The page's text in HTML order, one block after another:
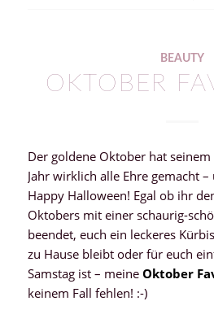
BEAUTY
OKTOBER
Der goldene Oktober hat
Jahr wirklich alle Ehre gemacht
Happy Halloween! Egal ob ihr
Oktobers mit einer schaurig-
beendet, euch ein leckeres
zu Hause bleibt oder für euch
Samstag ist – meine Oktober
keinem Fall fehlen! :-)